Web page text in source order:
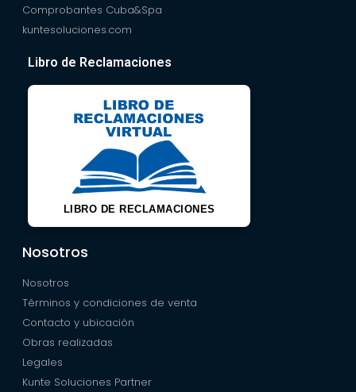
Comprobantes Cuba&Spa
kuntesoluciones.com
Libro de Reclamaciones
LIBRO DE RECLAMACIONES
Nosotros
Nosotros
Términos y condiciones de venta
Contacto y ubicación
Obras realizadas
Legales
Kunte Soluciones Partner